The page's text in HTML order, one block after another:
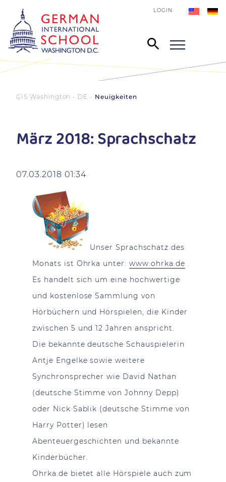
LOGIN
GIS Washington - DE Neuigkeiten
März 2018: Sprachschatz
07.03.2018 01:34
Unser Sprachschatz des
Monats ist Ohrka unter:www.ohrka.de .
Es handelt sich um eine hochwertige
und kostenlose Sammlung von
Hörbüchern und Hörspielen, die Kinder
zwischen 5 und 12 Jahren anspricht.
Die bekannte deutsche Schauspielerin
Antje Engelke sowie weitere
Synchronsprecher wie David Nathan
(deutsche Stimme von Johnny Depp)
oder Nick Sablik (deutsche Stimme von
Harry Potter) lesen
Abenteuergeschichten und bekannte
Kinderbücher.
Ohrka.de bietet alle Hörspiele auch zum